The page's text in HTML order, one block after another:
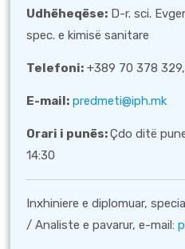
Udhëheqëse: D-r. sci.
spec. e kimisë sanitare
Telefoni: +389 70 378
E-mail: predmeti@iph.mk
Orari i punës:Çdo ditë
14:30
Inxhiniere e diplomuar,
/ Analiste e pavarur, e-mail: